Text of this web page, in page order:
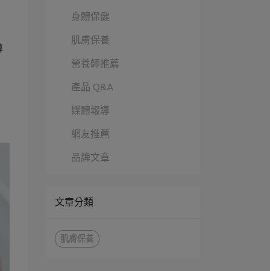
身體保健
肌膚保養
營養師推薦
產品 Q&A
媒體報導
網友推薦
品牌文章
文章分類
肌膚保養